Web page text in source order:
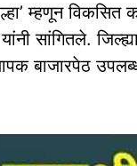
म्हणून
सांगितले.
बाजारपेठ